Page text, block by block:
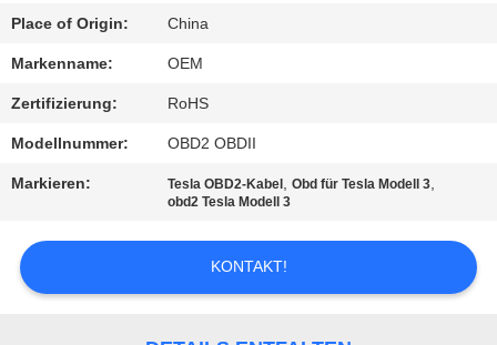
SIE
MIT
UNS
IN
VERBINDUNG
FORDERN
SIE
Place of Origin: China
Markenname: OEM
Zertifizierung: RoHS
Modellnummer: OBD2 OBDII
Markieren: Tesla OBD2-Kabel ,Obd für Tesla Modell 3,
obd2 Tesla Modell 3
KONTAKT!